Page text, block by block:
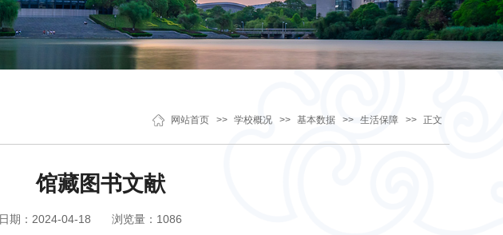
网站首页 >> 学校概况 >> 基本数据 >> 生活保障 >> 正文
馆藏图书文献
日期：2024-04-18 浏览量： 1086